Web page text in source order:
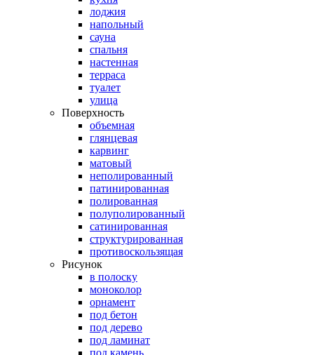
лоджия
напольный
сауна
спальня
настенная
терраса
туалет
улица
Поверхность
объемная
глянцевая
карвинг
матовый
неполированный
патинированная
полированная
полуполированный
сатинированная
структурированная
противоскользящая
Рисунок
в полоску
моноколор
орнамент
под бетон
под дерево
под ламинат
под камень